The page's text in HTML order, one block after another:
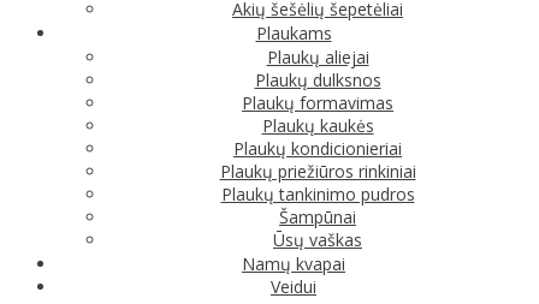
Akių šešėlių šepetėliai
Plaukams
Plaukų aliejai
Plaukų dulksnos
Plaukų formavimas
Plaukų kaukės
Plaukų kondicionieriai
Plaukų priežiūros rinkiniai
Plaukų tankinimo pudros
Šampūnai
Ūsų vaškas
Namų kvapai
Veidui